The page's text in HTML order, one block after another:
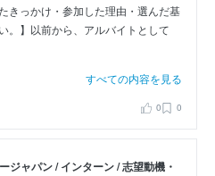
きっかけ・参加した理由・選んだ基
。】以前から、アルバイトとして
すべての内容を見る
0 0
ジャパン / インターン / 志望動機・